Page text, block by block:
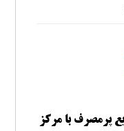
صنایع پرمصرف با مرکز